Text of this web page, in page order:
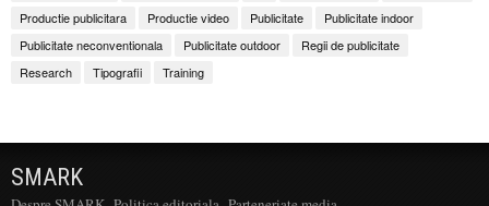
Productie publicitara
Productie video Publicitate
Publicitate indoor
Publicitate neconventionala
Publicitate outdoor
Regii de publicitate
Research
Tipografii Training
SMARK